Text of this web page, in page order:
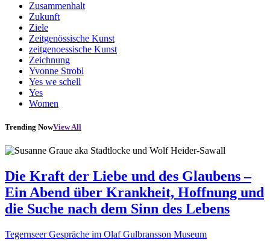
Zusammenhalt
Zukunft
Ziele
Zeitgenössische Kunst
zeitgenoessische Kunst
Zeichnung
Yvonne Strobl
Yes we schell
Yes
Women
Trending NowView All
Die Kraft der Liebe und des Glaubens –
Ein Abend über Krankheit, Hoffnung und
die Suche nach dem Sinn des Lebens
Tegernseer Gespräche im Olaf Gulbransson Museum